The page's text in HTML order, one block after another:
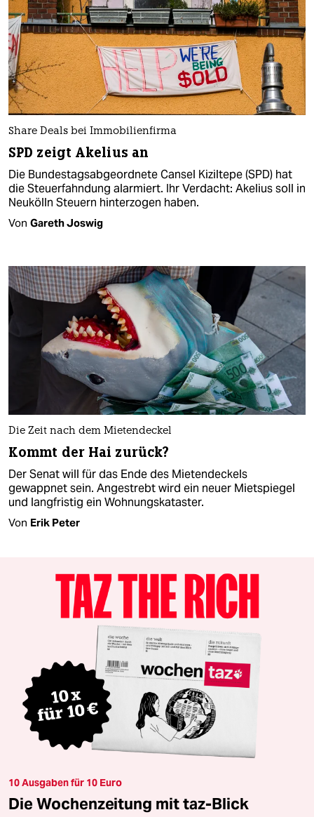
Share Deals bei Immobilienfirma
SPD zeigt Akelius an
Die Bundestagsabgeordnete Cansel Kiziltepe (SPD) hat
die Steuerfahndung alarmiert. Ihr Verdacht: Akelius soll in
Neukölln Steuern hinterzogen haben.
Von Gareth Joswig
Die Zeit nach dem Mietendeckel
Kommt der Hai zurück?
Der Senat will für das Ende des Mietendeckels
gewappnet sein. Angestrebt wird ein neuer Mietspiegel
und langfristig ein Wohnungskataster.
Von Erik Peter
10 Ausgaben für 10 Euro
Die Wochenzeitung mit taz-Blick